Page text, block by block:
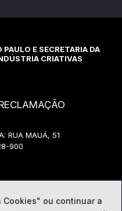
E SECRETARIA DA
CRIATIVAS
RUA MAUÁ, 51
900
Cookies" ou continuar a